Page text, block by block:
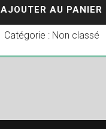
AJOUTER AU PANIER
Catégorie : Non classé